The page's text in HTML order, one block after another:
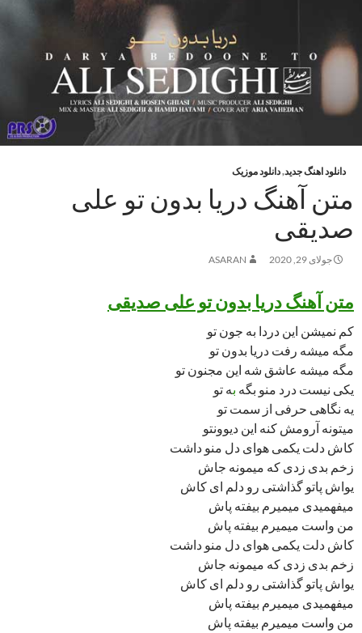
دانلود اهنگ جدید,دانلود موزیک
متن آهنگ دریا بدون تو علی
صدیقی
جولای 29, 2020 ASARAN
متن آهنگ دریا بدون تو علی صدیقی
کم نمیشن این دردا به جون تو
مگه میشه رفت دریا بدون تو
مگه میشه عاشق شه این مجنون تو
یکی نیست درد منو بگه به تو
یه نگاهی حرفی از سمت تو
میتونه آرومش کنه این دیوونتو
کاش دلت یکمی هوای دل منو داشت
زخم بدی زدی که میمونه جاش
یواش پاتو گذاشتی رو دلم ای کاش
میفهمیدی میمیرم بیفته پاش
من واست میمیرم بیفته پاش
کاش دلت یکمی هوای دل منو داشت
زخم بدی زدی که میمونه جاش
یواش پاتو گذاشتی رو دلم ای کاش
میفهمیدی میمیرم بیفته پاش
من واست میمیرم بیفته پاش